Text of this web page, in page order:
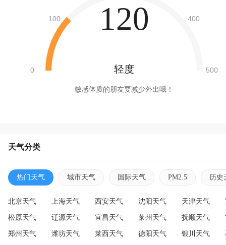
120
轻度
敏感体质的朋友要减少外出哦！
天气分类
热门天气 城市天气 国际天气 PM2.5 历史
北京天气 上海天气 西安天气 沈阳天气 天津天气
松原天气 辽源天气 宜昌天气 莱州天气 抚顺天气
郑州天气 潍坊天气 莱西天气 德阳天气 银川天气